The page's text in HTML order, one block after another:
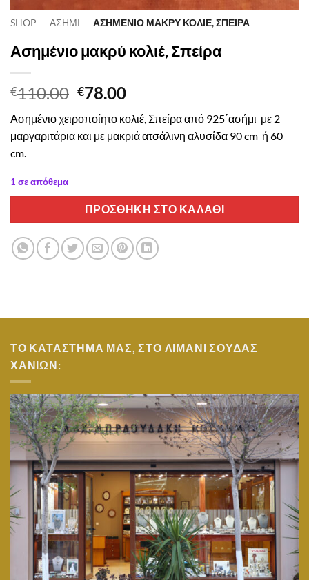
SHOP - ΑΣΗΜΙ - ΑΣΗΜΈΝΙΟ ΜΑΚΡΎ ΚΟΛΙΈ, ΣΠΕΊΡΑ
Ασημένιο μακρύ κολιέ, Σπείρα
€110.00 Original
price
was:
€110.00.
€78.00Η
τρέχουσα
τιμή
είναι:
Ασημένιο χειροποίητο κολιέ, Σπείρα από 925΄ασήμι με 2
μαργαριτάρια και με μακριά ατσάλινη αλυσίδα 90 cm ή 60
cm.
1 σε απόθεμα
ΠΡΟΣΘΉΚΗ ΣΤΟ ΚΑΛΆΘΙ
ΤΟ ΚΑΤΑΣΤΗΜΑ ΜΑΣ, ΣΤΟ ΛΙΜΑΝΙ ΣΟΥΔΑΣ
ΧΑΝΙΩΝ: